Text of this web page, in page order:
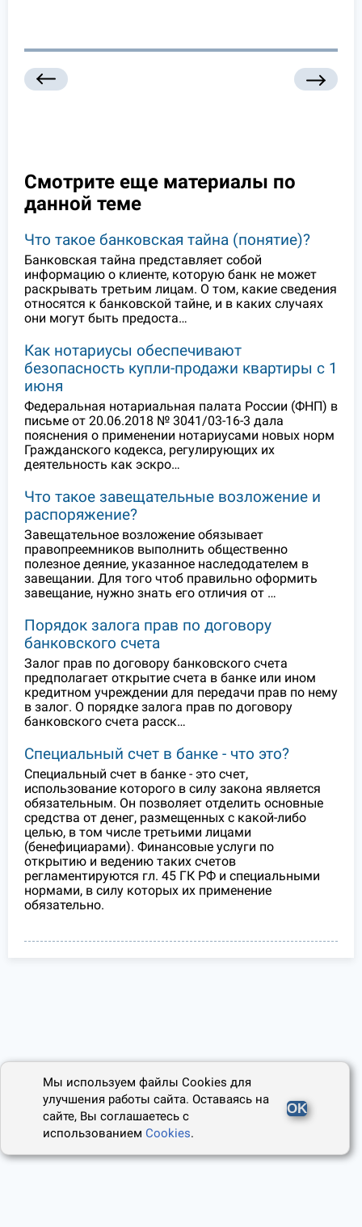
Смотрите еще материалы по
данной теме
Что такое банковская тайна (понятие)?
Банковская тайна представляет собой
информацию о клиенте, которую банк не может
раскрывать третьим лицам. О том, какие сведения
относятся к банковской тайне, и в каких случаях
они могут быть предоста…
Как нотариусы обеспечивают
безопасность купли-продажи квартиры с 1
июня
Федеральная нотариальная палата России (ФНП) в
письме от 20.06.2018 № 3041/03-16-3 дала
пояснения о применении нотариусами новых норм
Гражданского кодекса, регулирующих их
деятельность как эскро…
Что такое завещательные возложение и
распоряжение?
Завещательное возложение обязывает
правопреемников выполнить общественно
полезное деяние, указанное наследодателем в
завещании. Для того чтоб правильно оформить
завещание, нужно знать его отличия от …
Порядок залога прав по договору
банковского счета
Залог прав по договору банковского счета
предполагает открытие счета в банке или ином
кредитном учреждении для передачи прав по нему
в залог. О порядке залога прав по договору
банковского счета расск…
Специальный счет в банке - что это?
Специальный счет в банке - это счет,
использование которого в силу закона является
обязательным. Он позволяет отделить основные
средства от денег, размещенных с какой-либо
целью, в том числе третьими лицами
(бенефициарами). Финансовые услуги по
открытию и ведению таких счетов
регламентируются гл. 45 ГК РФ и специальными
нормами, в силу которых их применение
обязательно.
Мы используем файлы Cookies для
улучшения работы сайта. Оставаясь на
сайте, Вы соглашаетесь с
использованиемCookies.
OK